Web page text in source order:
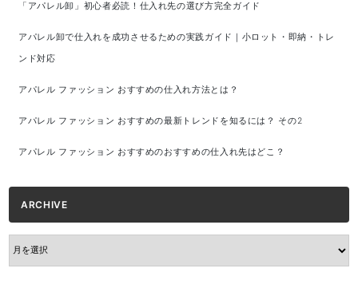
「アパレル卸」初心者必読！仕入れ先の選び方完全ガイド
アパレル卸で仕入れを成功させるための実践ガイド｜小ロット・即納・トレ
ンド対応
アパレル ファッション おすすめの仕入れ方法とは？
アパレル ファッション おすすめの最新トレンドを知るには？ その2
アパレル ファッション おすすめのおすすめの仕入れ先はどこ？
ARCHIVE
ARCHIVE